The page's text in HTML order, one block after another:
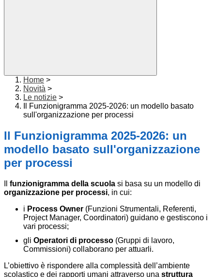
Home >
Novità >
Le notizie >
Il Funzionigramma 2025-2026: un modello basato
sull'organizzazione per processi
Il Funzionigramma 2025-2026: un
modello basato sull'organizzazione
per processi
funzionigramma della scuola si basa su un modello di
organizzazione per processi, in cui:
i Process Owner (Funzioni Strumentali, Referenti,
Project Manager, Coordinatori) guidano e gestiscono i
vari processi;
gli Operatori di processo (Gruppi di lavoro,
Commissioni) collaborano per attuarli.
L’obiettivo è rispondere alla complessità dell’ambiente
scolastico e dei rapporti umani attraverso una struttura